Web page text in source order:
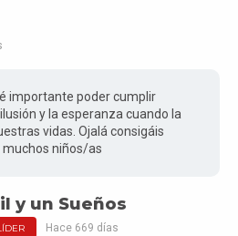
importante poder cumplir
y la esperanza cuando la
vidas. Ojalá consigáis
niños/as
y un Sueños
Hace 669 días